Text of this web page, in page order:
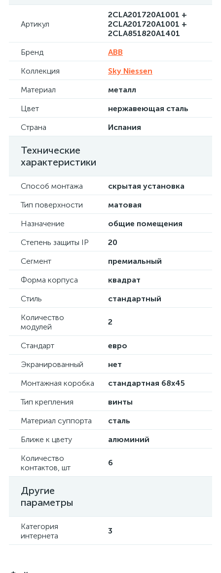
Артикул
2CLA201720A1001 +
2CLA201720A1001 +
2CLA851820A1401
Бренд
ABB
Коллекция
Sky Niessen
Материал
металл
Цвет
нержавеющая сталь
Страна
Испания
Технические
характеристики
Способ монтажа
скрытая установка
Тип поверхности
матовая
Назначение
общие помещения
Степень защиты IP
20
Сегмент
премиальный
Форма корпуса
квадрат
Стиль
стандартный
Количество
модулей
2
Стандарт
евро
Экранированный
нет
Монтажная коробка
стандартная 68х45
Тип крепления
винты
Материал суппорта
сталь
Ближе к цвету
алюминий
Количество
контактов, шт
6
Другие
параметры
Категория
интернета
3